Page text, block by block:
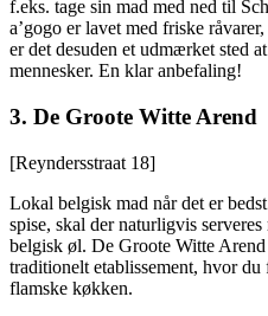
f.eks. tage sin mad med ned til
a’gogo er lavet med friske
er det desuden et udmærket sted
mennesker. En klar anbefaling!
3. De Groote Witte Arend
[Reyndersstraat 18]
Lokal belgisk mad når det er
spise, skal der naturligvis
belgisk øl. De Groote Witte
traditionelt etablissement, hvor
flamske køkken.